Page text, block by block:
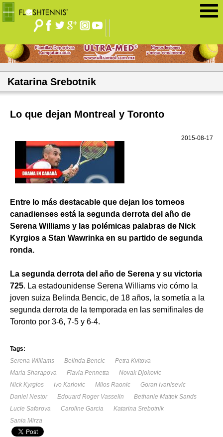
Katarina Srebotnik
Lo que dejan Montreal y Toronto
2015-08-17
Entre lo más destacable que dejan los torneos
canadienses está la segunda derrota del año de
Serena Williams y las polémicas palabras de Nick
Kyrgios a Stan Wawrinka en su partido de segunda
ronda.
La segunda derrota del año de Serena y su victoria
725. La estadounidense Serena Williams vio cómo la
joven suiza Belinda Bencic, de 18 años, la sometía a la
segunda derrota de la temporada en las semifinales de
Toronto por 3-6, 7-5 y 6-4.
Tags:
Serena Williams
Belinda Bencic
Petra Kvitova
María Sharapova
Flavia Pennetta
Novak Djokovic
Nick Kyrgios
Ivo Karlovic Milos Raonic
Goran Ivanisevic
Daniel Nestor
Edouard Roger Vasselin
Bethanie Mattek Sands
Lucie Safarova
Caroline Garcia
Katarina Srebotnik
Sania Mirza